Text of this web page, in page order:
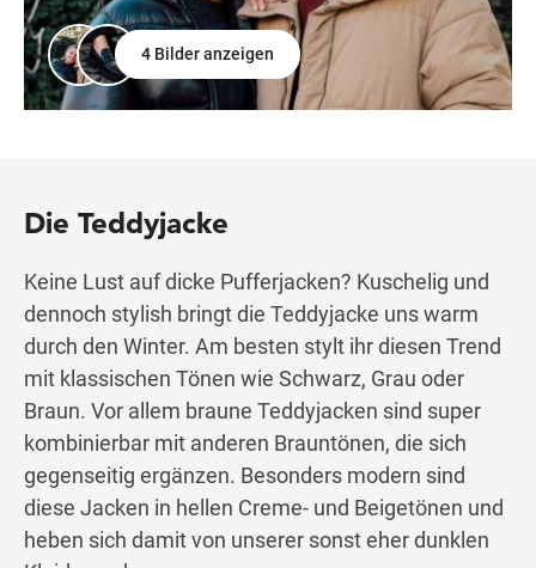
4 Bilder anzeigen
Die Teddyjacke
Keine Lust auf dicke Pufferjacken? Kuschelig und
dennoch stylish bringt die Teddyjacke uns warm
durch den Winter. Am besten stylt ihr diesen Trend
mit klassischen Tönen wie Schwarz, Grau oder
Braun. Vor allem braune Teddyjacken sind super
kombinierbar mit anderen Brauntönen, die sich
gegenseitig ergänzen. Besonders modern sind
diese Jacken in hellen Creme- und Beigetönen und
heben sich damit von unserer sonst eher dunklen